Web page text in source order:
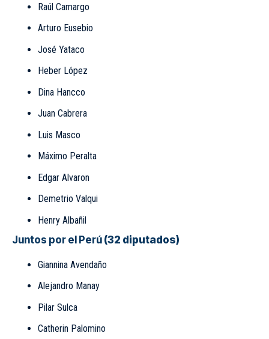
Raúl Camargo
Arturo Eusebio
José Yataco
Heber López
Dina Hancco
Juan Cabrera
Luis Masco
Máximo Peralta
Edgar Alvaron
Demetrio Valqui
Henry Albañil
Juntos por el Perú (32 diputados)
Giannina Avendaño
Alejandro Manay
Pilar Sulca
Catherin Palomino